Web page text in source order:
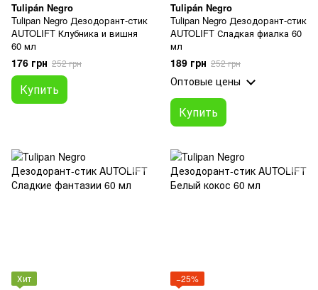
Tulipán Negro
Tulipan Negro Дезодорант-стик
AUTOLIFT Клубника и вишня
60 мл
176 грн 252 грн
Купить
Tulipán Negro
Tulipan Negro Дезодорант-стик
AUTOLIFT Сладкая фиалка 60
мл
189 грн 252 грн
Оптовые цены
Купить
Хит −25%